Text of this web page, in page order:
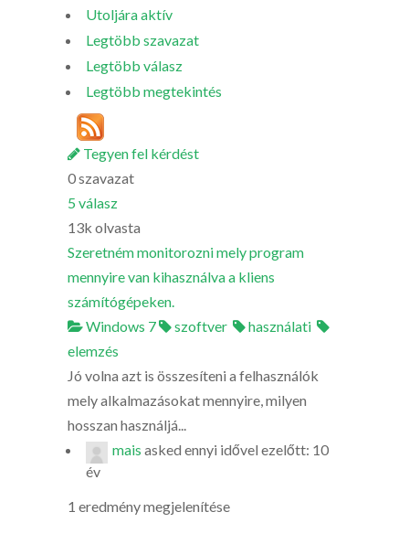
Utoljára aktív
Legtöbb szavazat
Legtöbb válasz
Legtöbb megtekintés
Tegyen fel kérdést
0szavazat
5 válasz
13k olvasta
Szeretném monitorozni mely program
mennyire van kihasználva a kliens
számítógépeken.
Windows 7
szoftver
használati
elemzés
Jó volna azt is összesíteni a felhasználók
mely alkalmazásokat mennyire, milyen
hosszan használjá...
mais asked ennyi idővel ezelőtt: 10
év
1 eredmény megjelenítése